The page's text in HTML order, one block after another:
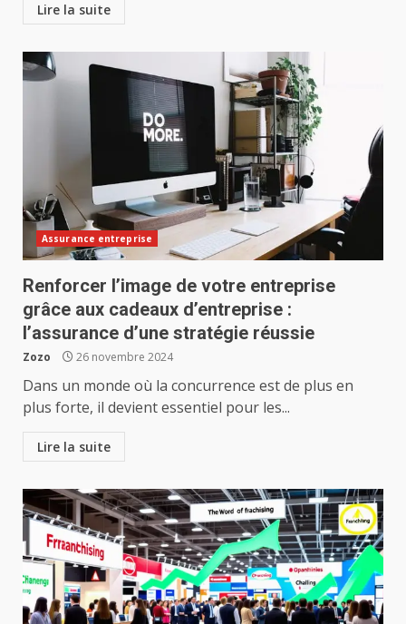
Lire la suite
Assurance entreprise
Renforcer l’image de votre entreprise
grâce aux cadeaux d’entreprise :
l’assurance d’une stratégie réussie
Zozo 26 novembre 2024
Dans un monde où la concurrence est de plus en
plus forte, il devient essentiel pour les...
Lire la suite